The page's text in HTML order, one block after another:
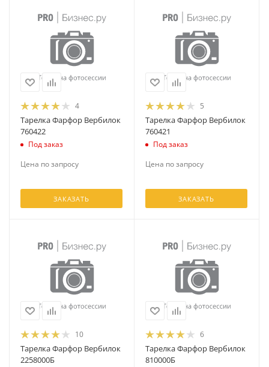
4
Тарелка Фарфор Вербилок
760422
Под заказ
Цена по запросу
ЗАКАЗАТЬ
5
Тарелка Фарфор Вербилок
760421
Под заказ
Цена по запросу
ЗАКАЗАТЬ
10
Тарелка Фарфор Вербилок
2258000Б
6
Тарелка Фарфор Вербилок
810000Б